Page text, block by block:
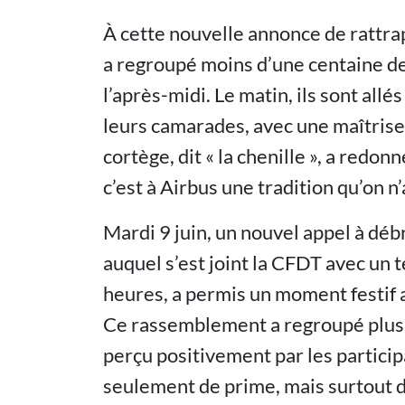
À cette nouvelle annonce de
a regroupé moins d’une centaine
l’après-midi. Le matin, ils sont
leurs camarades, avec une
cortège, dit « la chenille », a
c’est à Airbus une tradition qu’on
Mardi 9 juin, un nouvel appel à
auquel s’est joint la CFDT avec
heures, a permis un moment
Ce rassemblement a regroupé
perçu positivement par les
seulement de prime, mais surtout